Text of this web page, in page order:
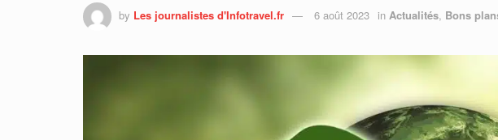
by Les journalistes d'Infotravel.fr 6 août 2023 in Actualités, Bons